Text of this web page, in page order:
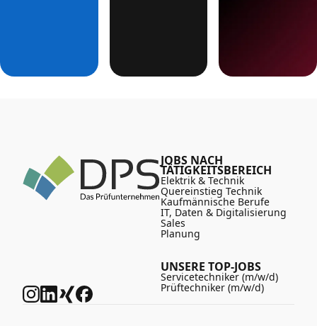
JOBS NACH
TÄTIGKEITSBEREICH
Elektrik & Technik
Quereinstieg Technik
Kaufmännische Berufe
IT, Daten & Digitalisierung
Sales
Planung
UNSERE TOP-JOBS
Servicetechniker (m/w/d)
Prüftechniker (m/w/d)